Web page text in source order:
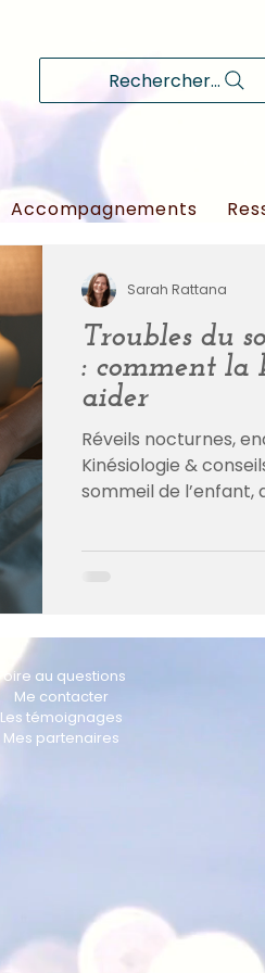
Rechercher...
Accompagnements
Troubles du
: comment la
aider
Réveils nocturnes,
Kinésiologie &
sommeil de l’enfant,
Sarah Rattana
Foire au questions
Me contacter
Les témoignages
Mes partenaires